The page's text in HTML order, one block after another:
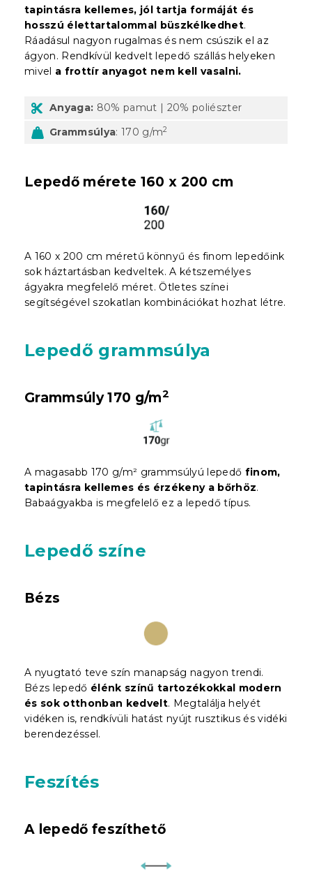
tapintásra kellemes, jól tartja formáját és
hosszú élettartalommal büszkélkedhet.
Ráadásul nagyon rugalmas és nem csúszik el az
ágyon. Rendkívül kedvelt lepedő szállás helyeken
mivel a frottír anyagot nem kell vasalni.
Anyaga: 80% pamut | 20% poliészter
Grammsúlya: 170 g/m2
Lepedő mérete 160 x 200 cm
A 160 x 200 cm méretű könnyű és finom lepedőink
sok háztartásban kedveltek. A kétszemélyes
ágyakra megfelelő méret. Ötletes színei
segítségével szokatlan kombinációkat hozhat létre.
Lepedő grammsúlya
Grammsúly 170 g/m2
A magasabb 170 g/m² grammsúlyú lepedő finom,
tapintásra kellemes és érzékeny a bőrhöz.
Babaágyakba is megfelelő ez a lepedő típus.
Lepedő színe
Bézs
A nyugtató teve szín manapság nagyon trendi.
Bézs lepedő élénk színű tartozékokkal modern
és sok otthonban kedvelt. Megtalálja helyét
vidéken is, rendkívüli hatást nyújt rusztikus és vidéki
berendezéssel.
Feszítés
A lepedő feszíthető